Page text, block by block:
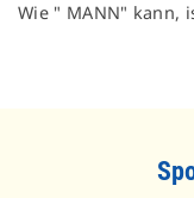
Wie " MANN" kann,